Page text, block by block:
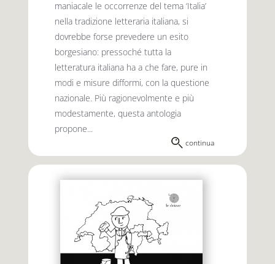
maniacale le occorrenze del tema ‘Italia’
nella tradizione letteraria italiana, si
dovrebbe forse prevedere un esito
borgesiano: pressoché tutta la
letteratura italiana ha a che fare, pure in
modi e misure difformi, con la questione
nazionale. Più ragionevolmente e più
modestamente, questa antologia
propone...
continua